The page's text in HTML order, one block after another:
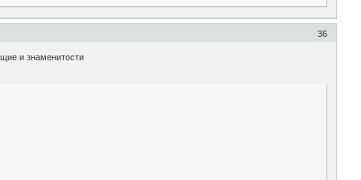
36
и знаменитости